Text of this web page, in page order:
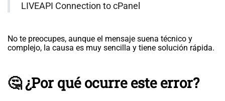
LIVEAPI Connection to cPanel
No te preocupes, aunque el mensaje suena técnico y
complejo, la causa es muy sencilla y tiene solución rápida.
🤔 ¿Por qué ocurre este error?